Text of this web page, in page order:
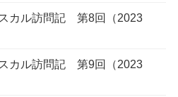
カル訪問記 第8回（2023
カル訪問記 第9回（2023